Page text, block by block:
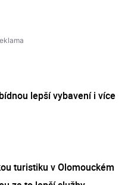
lepší vybavení i více
turistiku v Olomouckém